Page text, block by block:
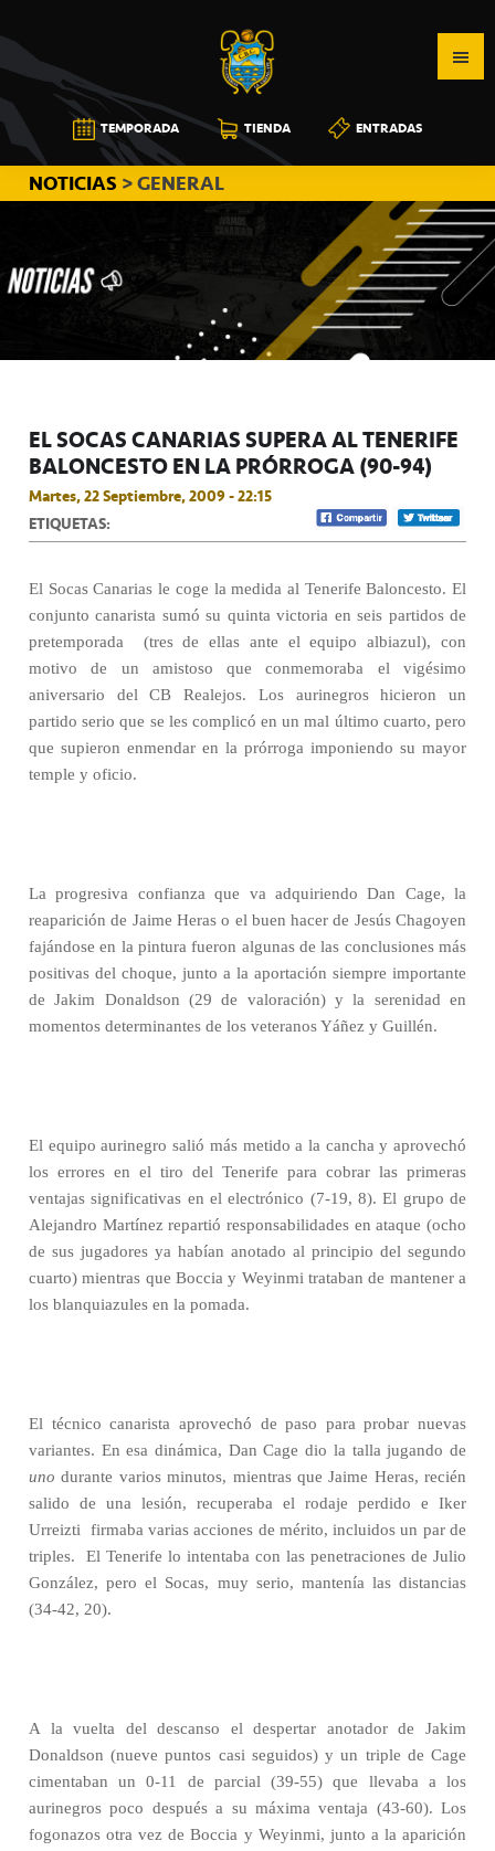
a
la
navegación
principal
al
contenido
principal
a
la
barra
lateral
principal
CB
CANARIAS
TEMPORADA TIENDA ENTRADAS
NOTICIAS > GENERAL
EL SOCAS CANARIAS SUPERA AL TENERIFE
BALONCESTO EN LA PRÓRROGA (90-94)
Martes, 22 Septiembre, 2009 - 22:15
ETIQUETAS:
El Socas Canarias le coge la medida al Tenerife Baloncesto. El
conjunto canarista sumó su quinta victoria en seis partidos de
pretemporada (tres de ellas ante el equipo albiazul), con
motivo de un amistoso que conmemoraba el vigésimo
aniversario del CB Realejos. Los aurinegros hicieron un
partido serio que se les complicó en un mal último cuarto, pero
que supieron enmendar en la prórroga imponiendo su mayor
temple y oficio.
La progresiva confianza que va adquiriendo Dan Cage, la
reaparición de Jaime Heras o el buen hacer de Jesús Chagoyen
fajándose en la pintura fueron algunas de las conclusiones más
positivas del choque, junto a la aportación siempre importante
de Jakim Donaldson (29 de valoración) y la serenidad en
momentos determinantes de los veteranos Yáñez y Guillén.
El equipo aurinegro salió más metido a la cancha y aprovechó
los errores en el tiro del Tenerife para cobrar las primeras
ventajas significativas en el electrónico (7-19, 8). El grupo de
Alejandro Martínez repartió responsabilidades en ataque (ocho
de sus jugadores ya habían anotado al principio del segundo
cuarto) mientras que Boccia y Weyinmi trataban de mantener a
los blanquiazules en la pomada.
El técnico canarista aprovechó de paso para probar nuevas
variantes. En esa dinámica, Dan Cage dio la talla jugando de
unodurante varios minutos, mientras que Jaime Heras, recién
salido de una lesión, recuperaba el rodaje perdido e Iker
Urreizti
firmaba varias acciones de mérito, incluidos un par de
triples.
El Tenerife lo intentaba con las penetraciones de Julio
González, pero el Socas, muy serio, mantenía las distancias
(34-42, 20).
A la vuelta del descanso el despertar anotador de Jakim
Donaldson (nueve puntos casi seguidos) y un triple de Cage
cimentaban un 0-11 de parcial (39-55) que llevaba a los
aurinegros poco después a su máxima ventaja (43-60). Los
fogonazos otra vez de Boccia y Weyinmi, junto a la aparición